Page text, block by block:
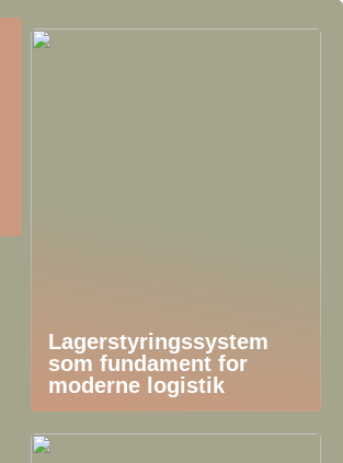
Lagerstyringssystem
som fundament for
moderne logistik